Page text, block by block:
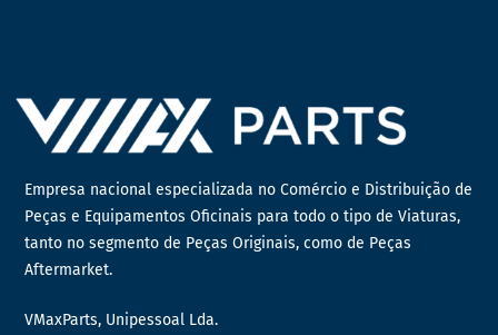
Empresa nacional especializada no Comércio e Distribuição de
Peças e Equipamentos Oficinais para todo o tipo de Viaturas,
tanto no segmento de Peças Originais, como de Peças
Aftermarket.
VMaxParts, Unipessoal Lda.